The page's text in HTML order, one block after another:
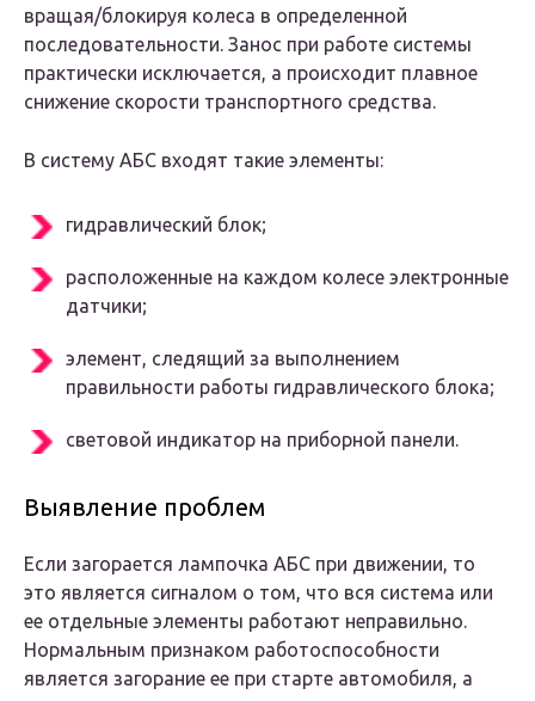
вращая/блокируя колеса в определенной
последовательности. Занос при работе системы
практически исключается, а происходит плавное
снижение скорости транспортного средства.
В систему АБС входят такие элементы:
гидравлический блок;
расположенные на каждом колесе электронные
датчики;
элемент, следящий за выполнением
правильности работы гидравлического блока;
световой индикатор на приборной панели.
Выявление проблем
Если загорается лампочка АБС при движении, то
это является сигналом о том, что вся система или
ее отдельные элементы работают неправильно.
Нормальным признаком работоспособности
является загорание ее при старте автомобиля, а